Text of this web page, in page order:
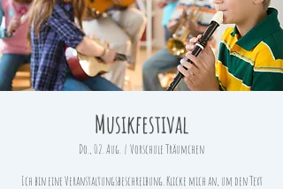
Musikfestival
Do., 02. Aug.
  |
Vorschule Träumchen
Ich bin eine Veranstaltungsbeschreibung. Klicke mich an, um den Text